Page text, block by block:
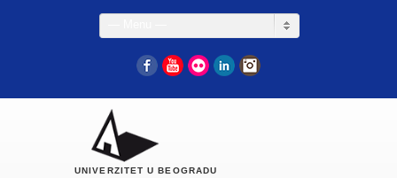
FacebookYouTube
Flickr LinkedIn
UNIVERZITET U BEOGRADU